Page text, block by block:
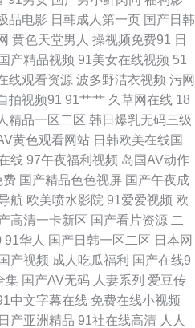
逼片网站 成人在线超碰 老湿机香蕉久久
婷婷 变态AV导航网 国产成人在线日韩
院 蜜桃视频免费观看 亚洲国产第四页
涩涩操 传媒精品国产9 欧美a影院 91性
免费高清网站 亚洲色图17P 91视频首页
费看黄色电影 91国模在线 黄色无毒不
品午夜麻烦 欧洲三级片 五月天婷婷999
91青娱乐首页 极品五月天 日本三极黄
品电影 日韩成人第一页 国产日韩
黄色天堂男人 操视频免费91 日
产精品视频 91美女在线视频 51
线观看资源 波多野洁衣视频 污网
拍视频91 91艹艹 久草网在线 18
精品一区二区 韩日爆乳无码三级
黄色观看网站 日韩欧美在线国
线 97午夜福利视频 岛国AV动作
费 国产精品色色视屏 国产午夜成
航 欧美喷水影院 91爱爱视频 欧
高清一卡新区 国产看片资源 二
91华人 国产日韩一区二区 日本网
产视频 成人吃瓜福利 国产在线9
集 国产AV无码 人妻系列 爱豆传
中文字幕在线 免费在线小视频
产亚洲精品 91社在线高清 人人